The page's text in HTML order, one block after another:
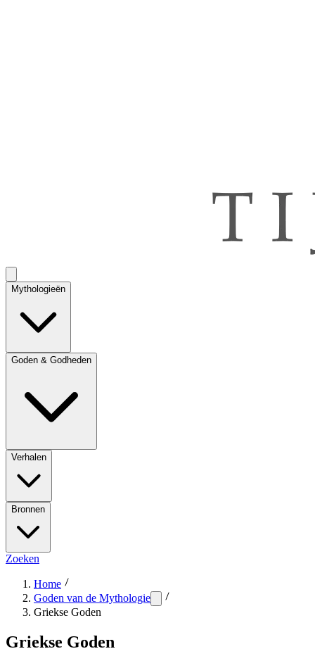
Mythologieën
Goden & Godheden
Verhalen
Bronnen
Zoeken
Home
Goden van de Mythologie
Griekse Goden
Griekse Goden